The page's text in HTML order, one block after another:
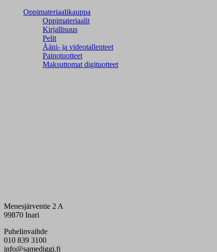
Oppimateriaalikauppa
Oppimateriaalit
Kirjallisuus
Pelit
Ääni- ja videotallenteet
Painotuotteet
Maksuttomat digituotteet
Menesjärventie 2 A
99870 Inari
Puhelinvaihde
010 839 3100
info@samediggi.fi